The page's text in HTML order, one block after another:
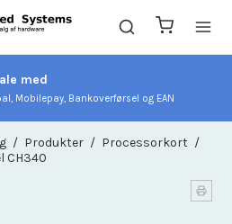
med
Mobilepay, Bankoverførsel og EAN
/ Produkter / Processorkort /
CH340